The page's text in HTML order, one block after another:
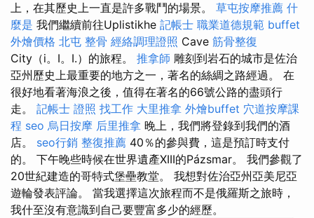
上，在其歷史上一直是許多戰鬥的場景。 草屯按摩推薦 什
麼是 我們繼續前往Uplistikhe 記帳士 職業道德規範 buffet
外燴價格 北屯 整骨 經絡調理證照 Cave 筋骨整復
City（i。I。I.）的旅程。 推拿師 雕刻到岩石的城市是佐治
亞州歷史上最重要的地方之一，著名的絲綢之路經過。 在
很好地看著海浪之後，值得在著名的66號公路的盡頭行
走。 記帳士 證照 找工作 大里推拿 外燴buffet 穴道按摩課
程 seo 烏日按摩 后里推拿 晚上，我們將登錄到我們的酒
店。 seo行銷 整復推薦 40％的參與費，這是預訂時支付
的。 下午晚些時候在世界遺產XIII的Pázsmar。 我們參觀了
20世紀建造的哥特式堡壘教堂。 我想對佐治亞州亞美尼亞
遊輪發表評論。 當我選擇這次旅程而不是俄羅斯之旅時，
我什至沒有意識到自己要豐富多少的經歷。